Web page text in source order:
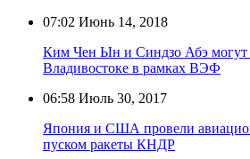
07:02 Июнь 14, 2018
Ким Чен Ын и Синдзо Абэ могут
Владивостоке в рамках ВЭФ
06:58 Июль 30, 2017
Япония и США провели
пуском ракеты КНДР